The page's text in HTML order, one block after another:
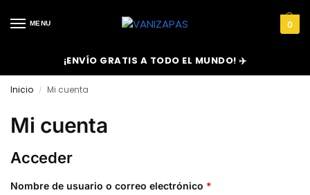
MENU 0
¡ENVÍO GRATIS A TODO EL MUNDO! ✈️
Inicio / Mi cuenta
Mi cuenta
Acceder
Nombre de usuario o correo electrónico *